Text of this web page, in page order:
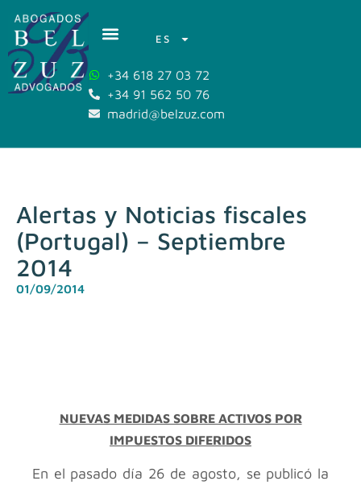
ES
+34 618 27 03 72
+34 91 562 50 76
madrid@belzuz.com
Alertas y Noticias fiscales
(Portugal) – Septiembre
2014
01/09/2014
NUEVAS MEDIDAS SOBRE ACTIVOS POR
IMPUESTOS DIFERIDOS
En el pasado día 26 de agosto, se publicó la